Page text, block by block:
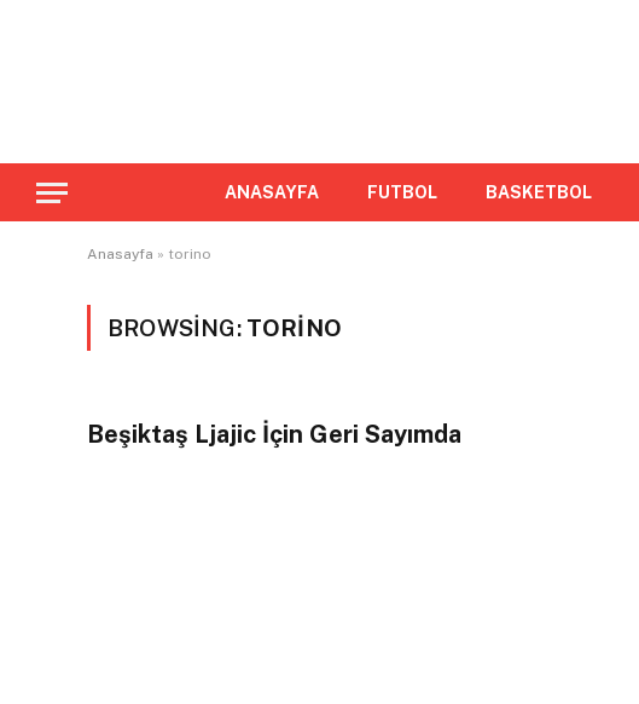
ANASAYFA FUTBOL BASKETBOL
Anasayfa » torino
BROWSING: TORINO
Beşiktaş Ljajic İçin Geri Sayımda